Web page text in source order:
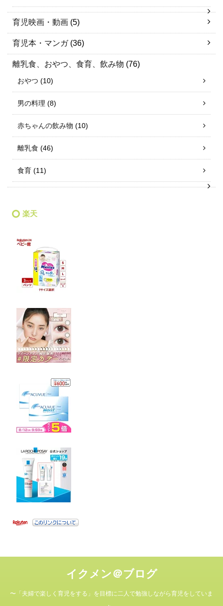
育児映画・動画 (5)
育児本・マンガ(36)
離乳食、おやつ、食育、飲み物 (76)
おやつ (10)
男の料理 (8)
赤ちゃんの飲み物 (10)
離乳食 (46)
食育 (11)
楽天
イクメン＠ブログ
〜「夫婦で楽しく育児をする」を目標に二人で勉強しながら育児をしていま